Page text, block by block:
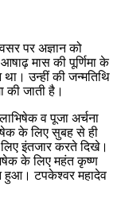
पर अज्ञान को
मास की पूर्णिमा के
था। उन्हीं की जन्मतिथि
की जाती है।
व पूजा अर्चना
के लिए सुबह से ही
इंतजार करते दिखे।
के लिए महंत कृष्ण
हुआ। टपकेश्वर महादेव